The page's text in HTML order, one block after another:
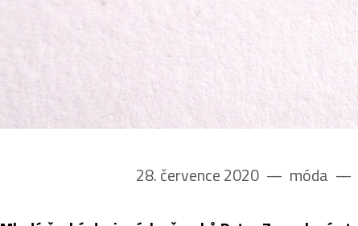
28. července 2020 –– móda ––